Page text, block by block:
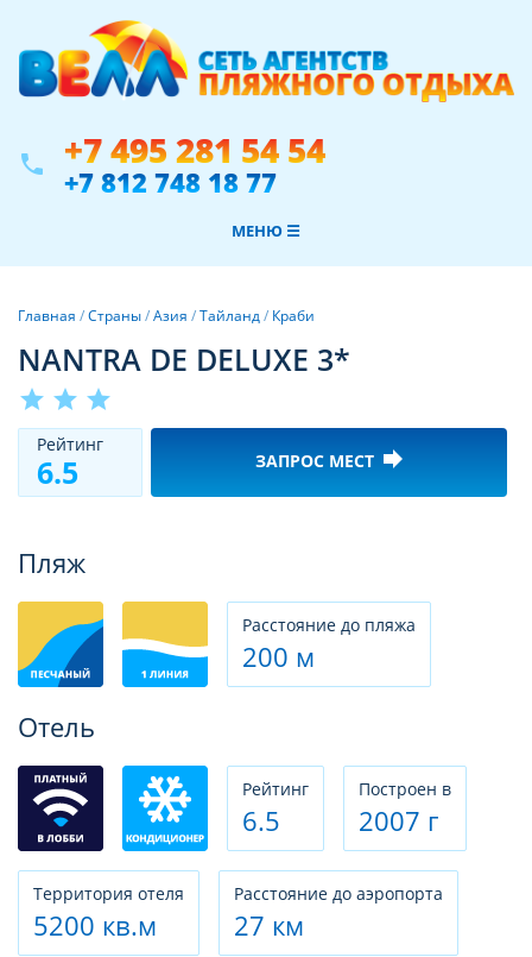
phone +7 495 281 54 54
+7 812 748 18 77
МЕНЮ ☰
Главная /Страны/Азия /Тайланд/ Краби
NANTRA DE DELUXE 3*
star star star
Рeйтинг
6.5 ЗАПРОС МЕСТ forward
Пляж
Расстояние до пляжа
200 м
Отель
Рeйтинг
6.5
Построен в
2007 г
Территория отеля
5200 кв.м
Расстояние до аэропорта
27 км